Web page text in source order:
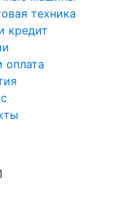
техника
кредит
оплата